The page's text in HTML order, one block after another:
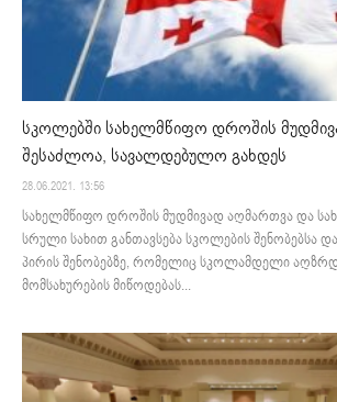
სკოლებში სახელმწიფო დროშის
შესაძლოა, სავალდებულო გახდეს
28.06.2021. 13:56
სახელმწიფო დროშის მუდმივად აღმართვა და
სრული სახით განთავსება სკოლების შენობებსა
პირის შენობებზე, რომელიც სკოლამდელი
მომსახურების მიწოდებას...